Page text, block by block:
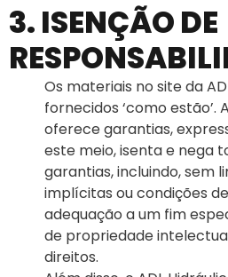
3. ISENÇÃO DE
Os materiais no site da
fornecidos ‘como estão’.
oferece garantias,
este meio, isenta e nega
garantias, incluindo, sem
implícitas ou condições
adequação a um fim
de propriedade
direitos.